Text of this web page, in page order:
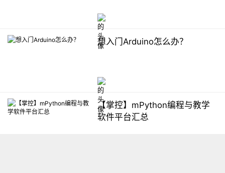
想入门Arduino怎么办？
【掌控】mPython编程与教学
软件平台汇总